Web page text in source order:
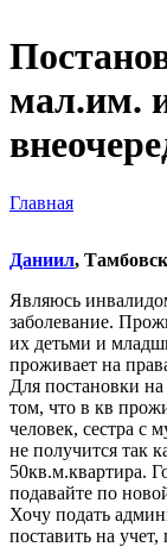
мал.им.
Главная
Даниил,
Являюсь
заболевание.
их детьми и
проживает на
Для постановки
том, что в кв
человек, сестра с
не получится так
50кв.м.квартира.
подавайте по
Хочу подать
поставить на